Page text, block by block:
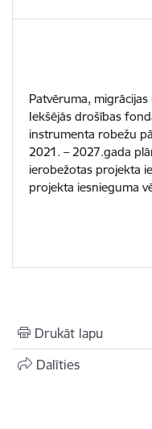
Patvēruma,
Iekšējās drošības
instrumenta robežu
2021. – 2027.gada
ierobežotas projekta
projekta iesnieguma
Drukāt lapu
Dalīties